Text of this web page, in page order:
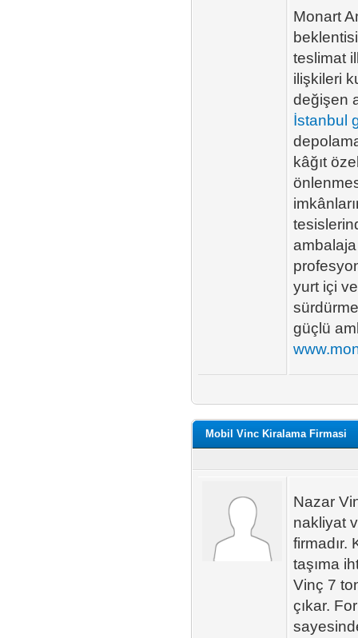
Monart
teslimat
ilişkileri
değişen
İstanbul
kâğıt
ambalaja
yurt içi
güçlü
Mobil Vinc Kiralama Firmasi
Nazar
nakliyat
firmadır.
taşıma
Vinç 7
çıkar.